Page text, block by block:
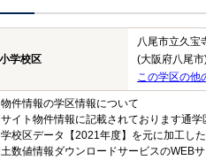
小学校区
八尾市立久宝
(大阪府八尾市
この学区の他
件情報の学区情報について
イト物件情報に記載されております通
校区データ【2021年度】を元に加工し
土数値情報ダウンロードサービスのWEB